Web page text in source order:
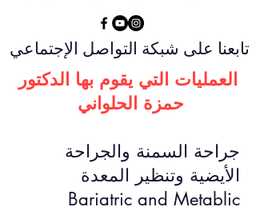
تابعنا على شبكة التواصل الإجتماعي
العمليات التي يقوم بها الدكتور
حمزة الحلواني
جراحة السمنة والجراحة
الأيضية وتنظير المعدة
Bariatric and Metablic